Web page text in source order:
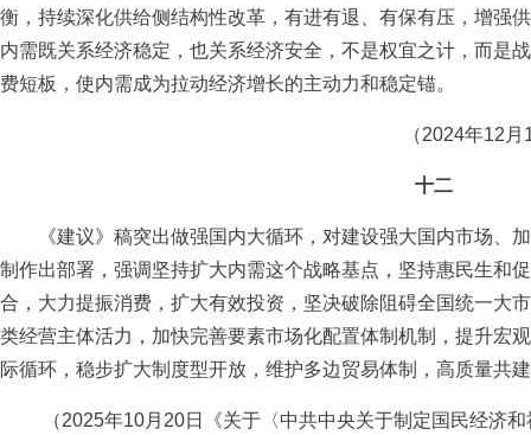
衡，持续深化供给侧结构性改革，有进有退、有保有压，增强
内需既关系经济稳定，也关系经济安全，不是权宜之计，而是
费短板，使内需成为拉动经济增长的主动力和稳定锚。
（2024年12月
十二
《建议》稿突出做强国内大循环，对建设强大国内市场、
制作出部署，强调坚持扩大内需这个战略基点，坚持惠民生和
合，大力提振消费，扩大有效投资，坚决破除阻碍全国统一大
类经营主体活力，加快完善要素市场化配置体制机制，提升宏
际循环，稳步扩大制度型开放，维护多边贸易体制，高质量共建
（2025年10月20日《关于〈中共中央关于制定国民经济和